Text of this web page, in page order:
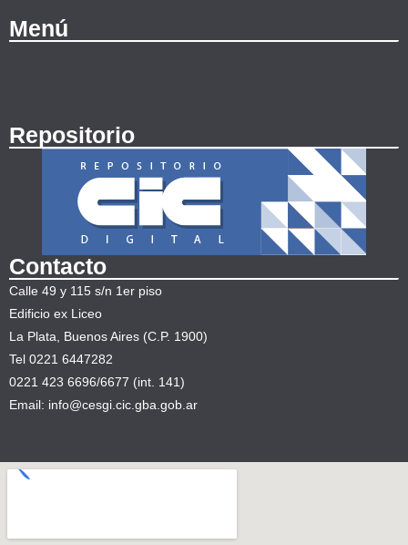
Menú
Repositorio
Contacto
Calle 49 y 115 s/n 1er piso
Edificio ex Liceo
La Plata, Buenos Aires (C.P. 1900)
Tel 0221 6447282
0221 423 6696/6677 (int. 141)
Email: info@cesgi.cic.gba.gob.ar